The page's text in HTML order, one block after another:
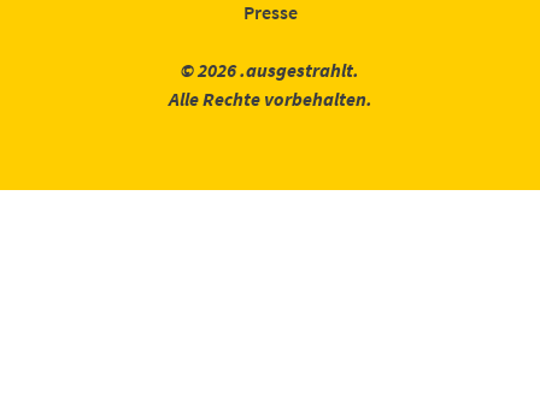
Presse
© 2026 .ausgestrahlt.
Alle Rechte vorbehalten.